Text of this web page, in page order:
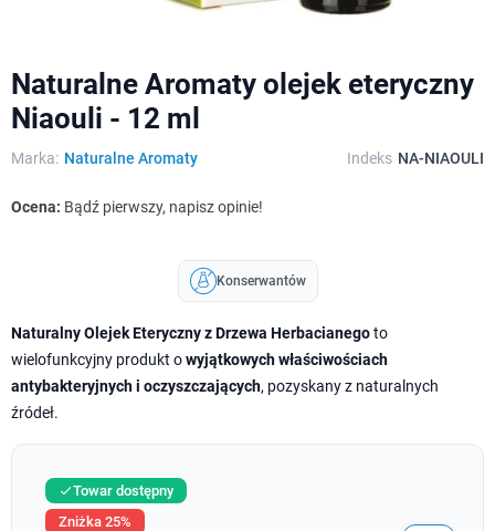
Naturalne Aromaty olejek eteryczny
Niaouli - 12 ml
Marka: Naturalne Aromaty Indeks NA-NIAOULI
Ocena: Bądź pierwszy, napisz opinie!
Konserwantów
Naturalny Olejek Eteryczny z Drzewa Herbacianegoto
wielofunkcyjny produkt owyjątkowych właściwościach
antybakteryjnych i oczyszczających, pozyskany z naturalnych
źródeł.
Towar dostępny
Zniżka 25%